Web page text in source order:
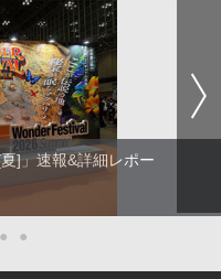
]」速報&詳細レポー
● ●